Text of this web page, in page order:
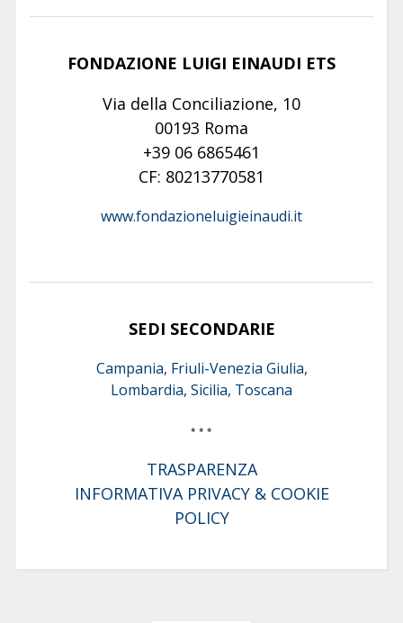
FONDAZIONE LUIGI EINAUDI ETS
Via della Conciliazione, 10
00193 Roma
+39 06 6865461
CF: 80213770581
www.fondazioneluigieinaudi.it
SEDI SECONDARIE
Campania, Friuli-Venezia Giulia,
Lombardia, Sicilia, Toscana
* * *
TRASPARENZA
INFORMATIVA PRIVACY & COOKIE
POLICY